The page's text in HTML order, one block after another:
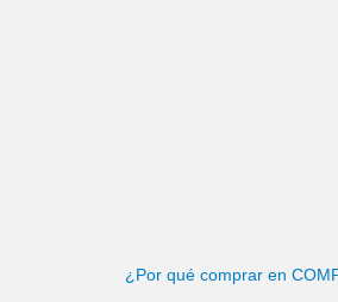
¿Por qué comprar en